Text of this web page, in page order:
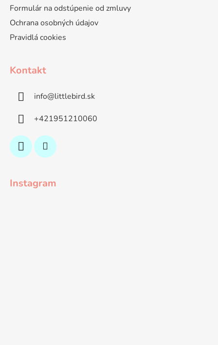
Formulár na odstúpenie od zmluvy
Ochrana osobných údajov
Pravidlá cookies
Kontakt
info@littlebird.sk
+421951210060
Instagram